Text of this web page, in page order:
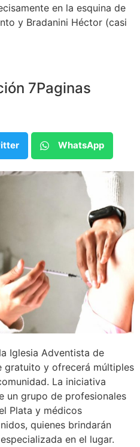
en la esquina de
y Bradanini Héctor (casi
7Paginas
WhatsApp
Iglesia Adventista de
gratuito y ofrecerá múltiples
La iniciativa
un grupo de profesionales
Plata y médicos
quienes brindarán
en el lugar.